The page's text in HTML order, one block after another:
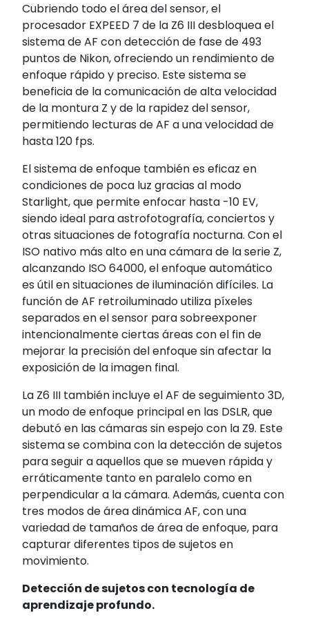
Cubriendo todo el área del sensor, el
procesador EXPEED 7 de la Z6 III desbloquea el
sistema de AF con detección de fase de 493
puntos de Nikon, ofreciendo un rendimiento de
enfoque rápido y preciso. Este sistema se
beneficia de la comunicación de alta velocidad
de la montura Z y de la rapidez del sensor,
permitiendo lecturas de AF a una velocidad de
hasta 120 fps.
El sistema de enfoque también es eficaz en
condiciones de poca luz gracias al modo
Starlight, que permite enfocar hasta -10 EV,
siendo ideal para astrofotografía, conciertos y
otras situaciones de fotografía nocturna. Con el
ISO nativo más alto en una cámara de la serie Z,
alcanzando ISO 64000, el enfoque automático
es útil en situaciones de iluminación difíciles. La
función de AF retroiluminado utiliza píxeles
separados en el sensor para sobreexponer
intencionalmente ciertas áreas con el fin de
mejorar la precisión del enfoque sin afectar la
exposición de la imagen final.
La Z6 III también incluye el AF de seguimiento 3D,
un modo de enfoque principal en las DSLR, que
debutó en las cámaras sin espejo con la Z9. Este
sistema se combina con la detección de sujetos
para seguir a aquellos que se mueven rápida y
erráticamente tanto en paralelo como en
perpendicular a la cámara. Además, cuenta con
tres modos de área dinámica AF, con una
variedad de tamaños de área de enfoque, para
capturar diferentes tipos de sujetos en
movimiento.
Detección de sujetos con tecnología de
aprendizaje profundo.